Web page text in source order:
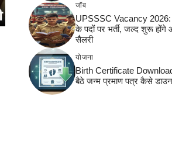
जॉब
UPSSSC Vacancy 2026:
के पदों पर भर्ती, जल्द शुरू
सैलरी
योजना
Birth Certificate
बैठे जन्म प्रमाण पत्र कैसे